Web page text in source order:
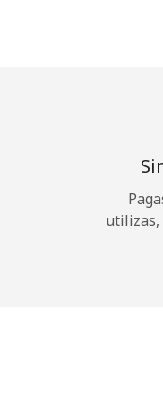
utilizas,